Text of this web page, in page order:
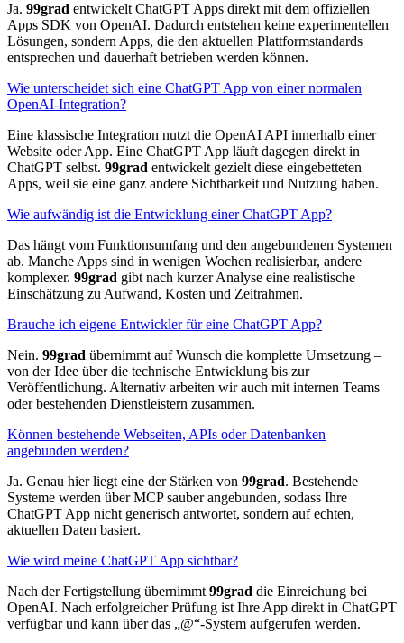
Ja. 99grad entwickelt ChatGPT Apps direkt mit dem offiziellen
Apps SDK von OpenAI. Dadurch entstehen keine experimentellen
Lösungen, sondern Apps, die den aktuellen Plattformstandards
entsprechen und dauerhaft betrieben werden können.
Wie unterscheidet sich eine ChatGPT App von einer normalen
OpenAI-Integration?
Eine klassische Integration nutzt die OpenAI API innerhalb einer
Website oder App. Eine ChatGPT App läuft dagegen direkt in
ChatGPT selbst. 99grad entwickelt gezielt diese eingebetteten
Apps, weil sie eine ganz andere Sichtbarkeit und Nutzung haben.
Wie aufwändig ist die Entwicklung einer ChatGPT App?
Das hängt vom Funktionsumfang und den angebundenen Systemen
ab. Manche Apps sind in wenigen Wochen realisierbar, andere
komplexer. 99grad gibt nach kurzer Analyse eine realistische
Einschätzung zu Aufwand, Kosten und Zeitrahmen.
Brauche ich eigene Entwickler für eine ChatGPT App?
Nein. 99grad übernimmt auf Wunsch die komplette Umsetzung –
von der Idee über die technische Entwicklung bis zur
Veröffentlichung. Alternativ arbeiten wir auch mit internen Teams
oder bestehenden Dienstleistern zusammen.
Können bestehende Webseiten, APIs oder Datenbanken
angebunden werden?
Ja. Genau hier liegt eine der Stärken von 99grad. Bestehende
Systeme werden über MCP sauber angebunden, sodass Ihre
ChatGPT App nicht generisch antwortet, sondern auf echten,
aktuellen Daten basiert.
Wie wird meine ChatGPT App sichtbar?
Nach der Fertigstellung übernimmt99grad die Einreichung bei
OpenAI. Nach erfolgreicher Prüfung ist Ihre App direkt in ChatGPT
verfügbar und kann über das „@“-System aufgerufen werden.